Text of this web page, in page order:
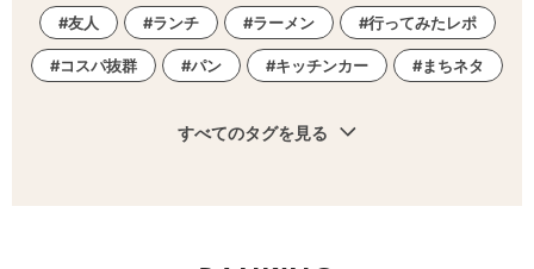
友人 ランチ ラーメン 行ってみたレポ
コスパ抜群 パン キッチンカー まちネタ
すべてのタグを見る